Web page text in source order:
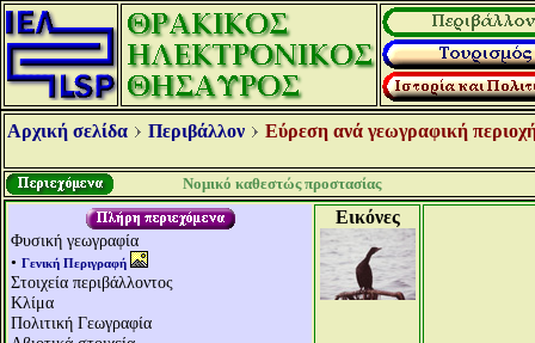
Αρχική σελίδα Περιβάλλον Εύρεση ανά γεωγραφική
Νομικό καθεστώς προστασίας
Φυσική γεωγραφία
• Γενική Περιγραφή
Στοιχεία περιβάλλοντος
Κλίμα
Πολιτική Γεωγραφία
Εικόνες